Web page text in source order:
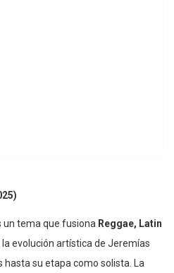
un tema que fusiona Reggae, Latin
evolución artística de Jeremías
su etapa como solista. La